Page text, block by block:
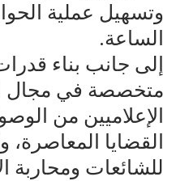
وتسهيل عملية
الساعة.
إلى جانب بناء
متخصصة في مجال
الإعلاميين من
القضايا
للشائعات ومحاربة